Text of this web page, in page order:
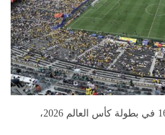
أُسدل الستار على منافسات دور الـ16 في بطولة كأس العالم 2026،